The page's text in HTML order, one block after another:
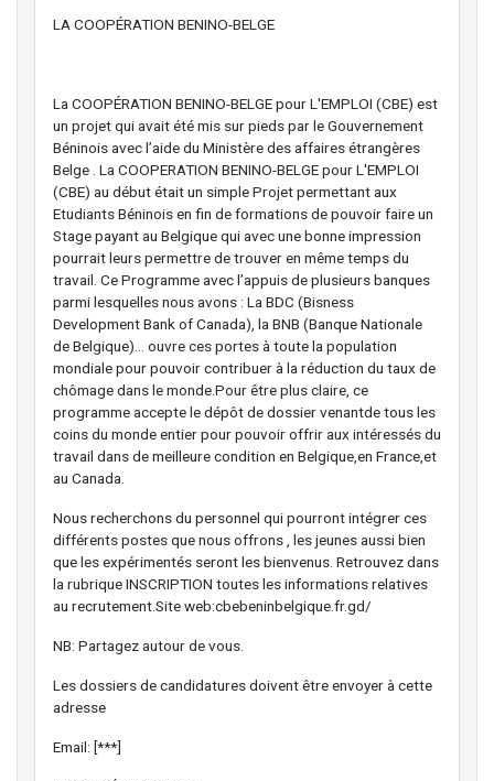
LA COOPÉRATION BENINO-BELGE
La COOPÉRATION BENINO-BELGE pour L'EMPLOI (CBE) est
un projet qui avait été mis sur pieds par le Gouvernement
Béninois avec l’aide du Ministère des affaires étrangères
Belge . La COOPERATION BENINO-BELGE pour L'EMPLOI
(CBE) au début était un simple Projet permettant aux
Etudiants Béninois en fin de formations de pouvoir faire un
Stage payant au Belgique qui avec une bonne impression
pourrait leurs permettre de trouver en même temps du
travail. Ce Programme avec l’appuis de plusieurs banques
parmi lesquelles nous avons : La BDC (Bisness
Development Bank of Canada), la BNB (Banque Nationale
de Belgique)… ouvre ces portes à toute la population
mondiale pour pouvoir contribuer à la réduction du taux de
chômage dans le monde.Pour être plus claire, ce
programme accepte le dépôt de dossier venantde tous les
coins du monde entier pour pouvoir offrir aux intéressés du
travail dans de meilleure condition en Belgique,en France,et
au Canada.
Nous recherchons du personnel qui pourront intégrer ces
différents postes que nous offrons , les jeunes aussi bien
que les expérimentés seront les bienvenus. Retrouvez dans
la rubrique INSCRIPTION toutes les informations relatives
au recrutement.Site web:cbebeninbelgique.fr.gd/
NB: Partagez autour de vous.
Les dossiers de candidatures doivent être envoyer à cette
adresse
Email: [***]